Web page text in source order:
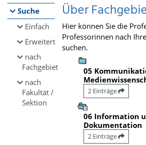
Suche
Einfach
Erweitert
nach
Fachgebiet
nach
Fakultät /
Sektion
Über
Hier können Sie die
Professorinnen nach
suchen.
05
2 Einträge
06 Information
Dokumentation
2 Einträge